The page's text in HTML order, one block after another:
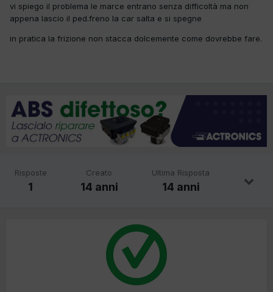
vi spiego il problema le marce entrano senza difficoltà ma non
appena lascio il ped.freno la car salta e si spegne
in pratica la frizione non stacca dolcemente come dovrebbe fare.
Risposte
1
Creato
14 anni
Ultima Risposta
14 anni